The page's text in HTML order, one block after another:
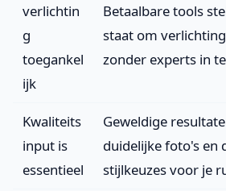
verlichtin
g
toegankel
ijk
Betaalbare tools
staat om
zonder experts in
Kwaliteits
input is
essentieel
Geweldige
duidelijke foto's en
stijlkeuzes voor je